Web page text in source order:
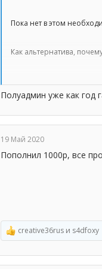
Пока нет в этом
Как альтернатива,
Полуадмин уже как год
19 Май 2020
Пополнил 1000р, все
Р
е
а
к
creative36rus и s4dfoxy